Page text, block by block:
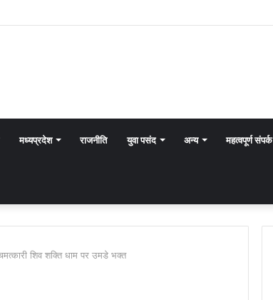
मध्यप्रदेश राजनीति युवा पसंद अन्य महत्वपूर्ण संपर्क
शिव शक्ति धाम पर उमडे भक्त